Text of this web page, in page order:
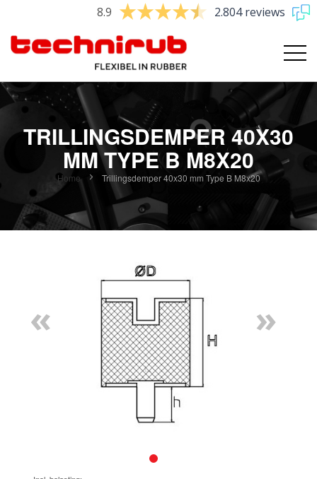
8.9 2.804 reviews
TRILLINGSDEMPER 40X30
MM TYPE B M8X20
Home Trillingsdemper 40x30 mm Type B M8x20
de
afbeeldingen-
« »